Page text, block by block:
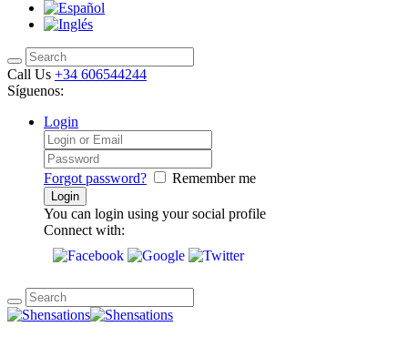
Call Us +34 606544244
Síguenos:
Login
Forgot password? Remember me
You can login using your social profile
Connect with: